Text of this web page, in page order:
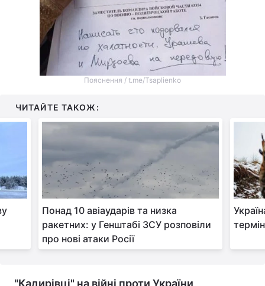
Пояснення / t.me/Tsaplienko
ЧИТАЙТЕ ТАКОЖ:
Понад 10 авіаударів та низка
ракетних: у Генштабі ЗСУ розповіли
про нові атаки Росії
"Кадирівці" на війні проти України